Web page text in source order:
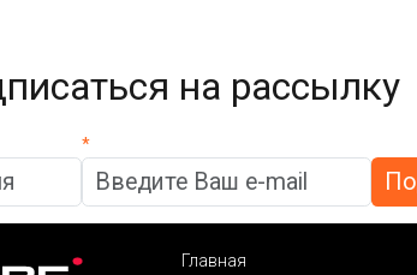
на рассылку
*
Главная